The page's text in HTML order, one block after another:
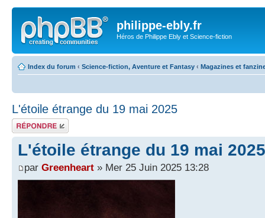
philippe-ebly.fr
Héros de Philippe Ebly et Science-fiction
Index du forum ‹ Science-fiction, Aventure et Fantasy ‹ Magazines et
L'étoile étrange du 19 mai 2025
Répondre
L'étoile étrange du 19 mai 2025
par Greenheart » Mer 25 Juin 2025 13:28